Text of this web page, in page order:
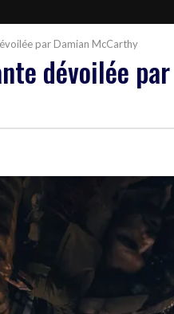
par Damian McCarthy
dévoilée par